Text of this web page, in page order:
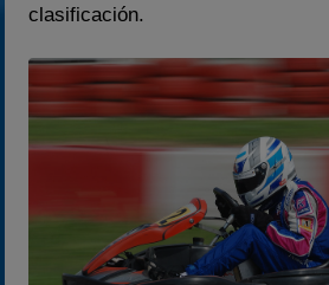
clasificación.